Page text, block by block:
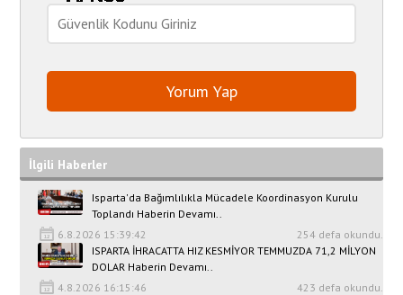
İlgili Haberler
Isparta'da Bağımlılıkla Mücadele Koordinasyon Kurulu
Toplandı Haberin Devamı..
6.8.2026 15:39:42
254 defa okundu.
ISPARTA İHRACATTA HIZ KESMİYOR TEMMUZDA 71,2 MİLYON
DOLAR Haberin Devamı..
4.8.2026 16:15:46
423 defa okundu.